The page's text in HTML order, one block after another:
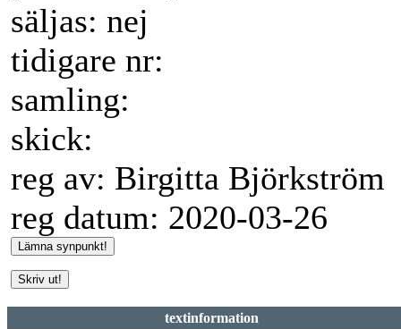
säljas: nej
tidigare nr:
samling:
skick:
reg av: Birgitta Björkström
reg datum: 2020-03-26
textinformation